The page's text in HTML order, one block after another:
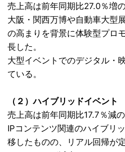
売上高は前年同期比27.0％増
大阪・関西万博や自動車大型
の高まりを背景に体験型プロ
長した。
大型イベントでのデジタル・
ている。
（２）ハイブリッドイベント
売上高は前年同期比17.7％減
IPコンテンツ関連のハイブリ
移したものの、リアル回帰が